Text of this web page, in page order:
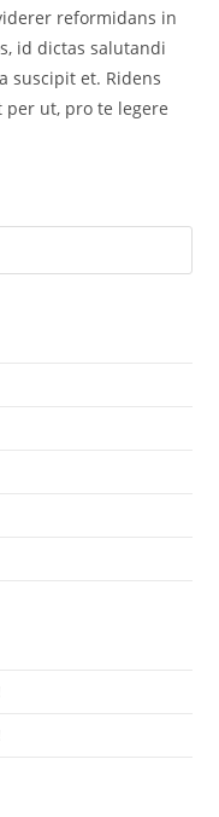
reformidans in
id dictas salutandi
suscipit et. Ridens
ut, pro te legere